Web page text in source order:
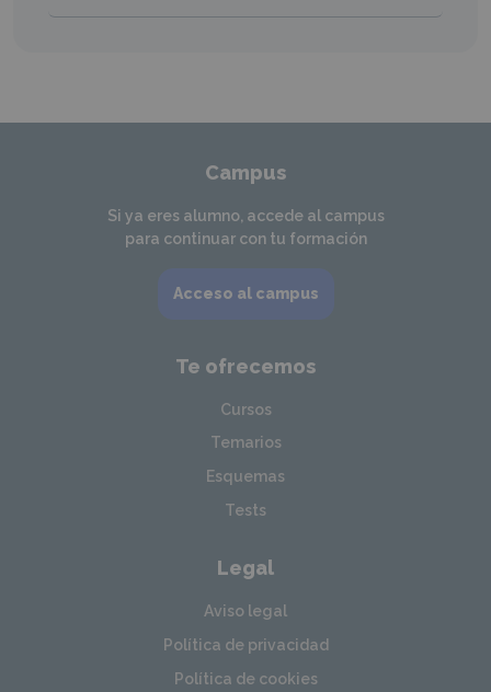
Campus
Si ya eres alumno, accede al campus
para continuar con tu formación
Acceso al campus
Te ofrecemos
Cursos
Temarios
Esquemas
Tests
Legal
Aviso legal
Política de privacidad
Política de cookies